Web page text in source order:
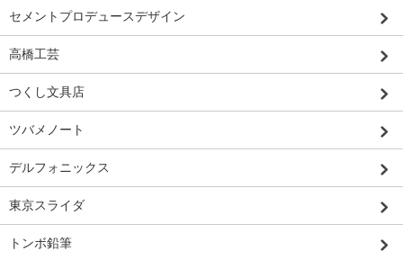
セメントプロデュースデザイン
高橋工芸
つくし文具店
ツバメノート
デルフォニックス
東京スライダ
トンボ鉛筆